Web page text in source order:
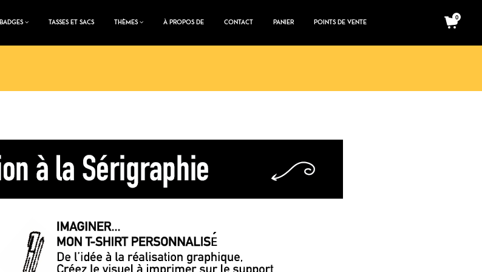
BADGES TASSES ET SACS THÈMES À PROPOS DE CONTACT PANIER POINTS DE VENTE
0